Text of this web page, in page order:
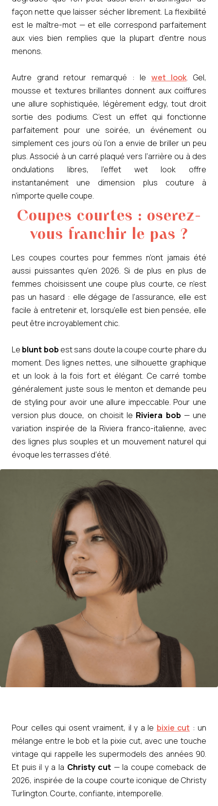
façon nette que laisser sécher librement. La flexibilité
est le maître-mot — et elle correspond parfaitement
aux vies bien remplies que la plupart d’entre nous
menons.
Autre grand retour remarqué : le wet look. Gel,
mousse et textures brillantes donnent aux coiffures
une allure sophistiquée, légèrement edgy, tout droit
sortie des podiums. C’est un effet qui fonctionne
parfaitement pour une soirée, un événement ou
simplement ces jours où l’on a envie de briller un peu
plus. Associé à un carré plaqué vers l’arrière ou à des
ondulations libres, l’effet wet look offre
instantanément une dimension plus couture à
n’importe quelle coupe.
Coupes courtes : oserez-
vous franchir le pas ?
Les coupes courtes pour femmes n’ont jamais été
aussi puissantes qu’en 2026. Si de plus en plus de
femmes choisissent une coupe plus courte, ce n’est
pas un hasard : elle dégage de l’assurance, elle est
facile à entretenir et, lorsqu’elle est bien pensée, elle
peut être incroyablement chic.
Le blunt bob est sans doute la coupe courte phare du
moment. Des lignes nettes, une silhouette graphique
et un look à la fois fort et élégant. Ce carré tombe
généralement juste sous le menton et demande peu
de styling pour avoir une allure impeccable. Pour une
version plus douce, on choisit le Riviera bob — une
variation inspirée de la Riviera franco-italienne, avec
des lignes plus souples et un mouvement naturel qui
évoque les terrasses d’été.
Pour celles qui osent vraiment, il y a le bixie cut : un
mélange entre le bob et la pixie cut, avec une touche
vintage qui rappelle les supermodels des années 90.
Et puis il y a la Christy cut — la coupe comeback de
2026, inspirée de la coupe courte iconique de Christy
Turlington. Courte, confiante, intemporelle.